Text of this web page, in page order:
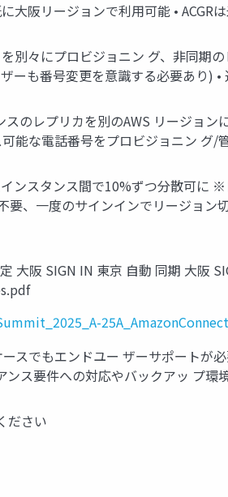
大阪リージョンで利用可能 • ACGR
別々にプロビジョニン グ、非同期
ーも番号変更を意識する必要あり)
のレプリカを別のAWS リージョ
能な電話番号をプロビジョニン グ
スタンス間で10%ずつ分散可に
、一度のサインインでリージョ
大阪 SIGN IN 東京 自動 同期 大
スでもエンドユー ザーサポートが
ス要件への対応やバックアッ プ環
ださい